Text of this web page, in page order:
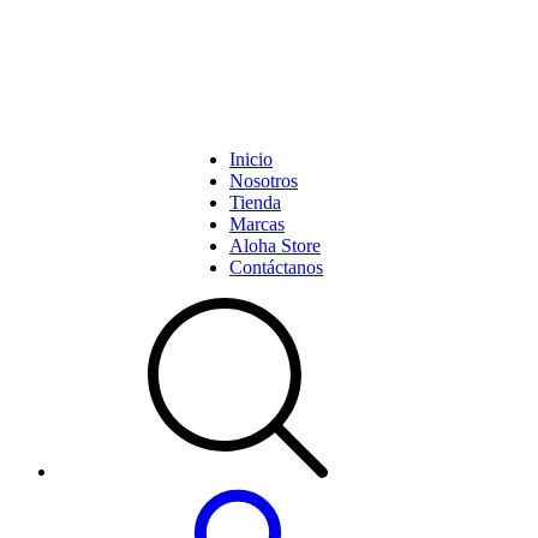
Inicio
Nosotros
Tienda
Marcas
Aloha Store
Contáctanos